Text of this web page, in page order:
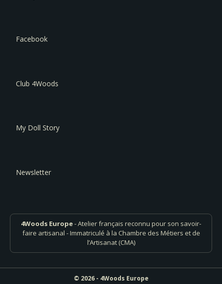
Facebook
Club 4Woods
My Doll Story
Newsletter
4Woods Europe- Atelier français reconnu pour son savoir-
faire artisanal - Immatriculé à la Chambre des Métiers et de
l’Artisanat (CMA)
© 2026 - 4Woods Europe